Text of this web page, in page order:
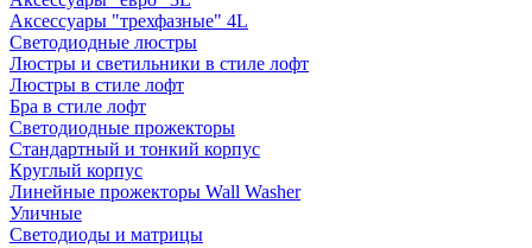
Аксессуары "трехфазные" 4L
Светодиодные люстры
Люстры и светильники в стиле лофт
Люстры в стиле лофт
Бра в стиле лофт
Светодиодные прожекторы
Стандартный и тонкий корпус
Круглый корпус
Линейные прожекторы Wall Washer
Уличные
Светодиоды и матрицы